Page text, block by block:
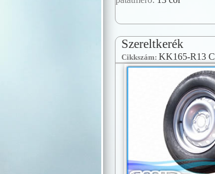
Szereltkerék
Cikkszám: KK165-R13 C